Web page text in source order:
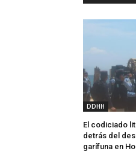
DDHH
El codiciado
detrás del
garífuna en